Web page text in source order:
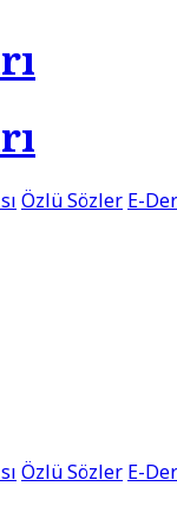
Özlü Sözler E-
Özlü Sözler E-